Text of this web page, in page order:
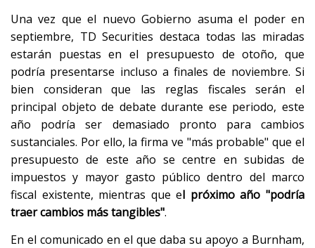
Una vez que el nuevo Gobierno asuma el poder en
septiembre, TD Securities destaca todas las miradas
estarán puestas en el presupuesto de otoño, que
podría presentarse incluso a finales de noviembre. Si
bien consideran que las reglas fiscales serán el
principal objeto de debate durante ese periodo, este
año podría ser demasiado pronto para cambios
sustanciales. Por ello, la firma ve "más probable" que el
presupuesto de este año se centre en subidas de
impuestos y mayor gasto público dentro del marco
fiscal existente, mientras que el próximo año "podría
traer cambios más tangibles".
En el comunicado en el que daba su apoyo a Burnham,